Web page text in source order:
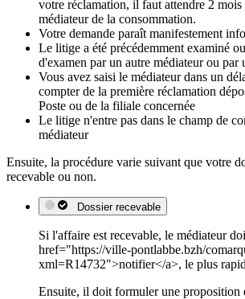
votre réclamation, il faut attendre 2 mois
médiateur de la consommation.
Votre demande paraît manifestement
Le litige a été précédemment examiné
d'examen par un autre médiateur ou par
Vous avez saisi le médiateur dans un
compter de la première réclamation
Poste ou de la filiale concernée
Le litige n'entre pas dans le champ de
médiateur
Ensuite, la procédure varie suivant que votre
recevable ou non.
Dossier recevable
Si l'affaire est recevable, le médiateur
href="https://ville-pontlabbe.bzh/
xml=R14732">notifier</a>, le plus
Ensuite, il doit formuler une proposition